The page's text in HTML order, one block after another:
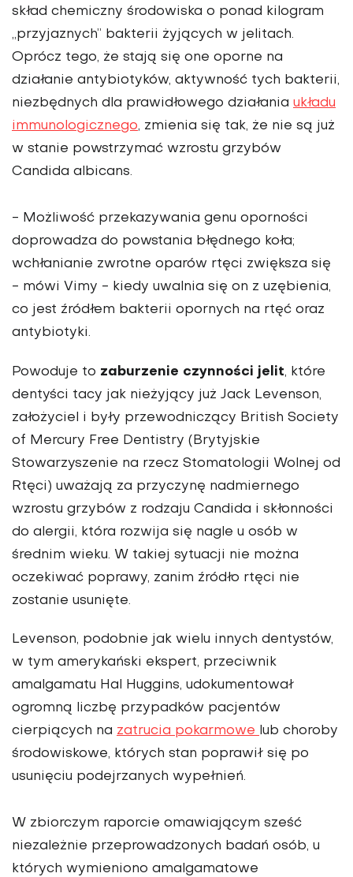
skład chemiczny środowiska o ponad kilogram
„przyjaznych” bakterii żyjących w jelitach.
Oprócz tego, że stają się one oporne na
działanie antybiotyków, aktywność tych bakterii,
niezbędnych dla prawidłowego działania układu
immunologicznego, zmienia się tak, że nie są już
w stanie powstrzymać wzrostu grzybów
Candida albicans.
- Możliwość przekazywania genu oporności
doprowadza do powstania błędnego koła;
wchłanianie zwrotne oparów rtęci zwiększa się
- mówi Vimy - kiedy uwalnia się on z uzębienia,
co jest źródłem bakterii opornych na rtęć oraz
antybiotyki.
Powoduje to zaburzenie czynności jelit, które
dentyści tacy jak nieżyjący już Jack Levenson,
założyciel i były przewodniczący British Society
of Mercury Free Dentistry (Brytyjskie
Stowarzyszenie na rzecz Stomatologii Wolnej od
Rtęci) uważają za przyczynę nadmiernego
wzrostu grzybów z rodzaju Candida i skłonności
do alergii, która rozwija się nagle u osób w
średnim wieku. W takiej sytuacji nie można
oczekiwać poprawy, zanim źródło rtęci nie
zostanie usunięte.
Levenson, podobnie jak wielu innych dentystów,
w tym amerykański ekspert, przeciwnik
amalgamatu Hal Huggins, udokumentował
ogromną liczbę przypadków pacjentów
cierpiących na zatrucia pokarmowe lub choroby
środowiskowe, których stan poprawił się po
usunięciu podejrzanych wypełnień.
W zbiorczym raporcie omawiającym sześć
niezależnie przeprowadzonych badań osób, u
których wymieniono amalgamatowe